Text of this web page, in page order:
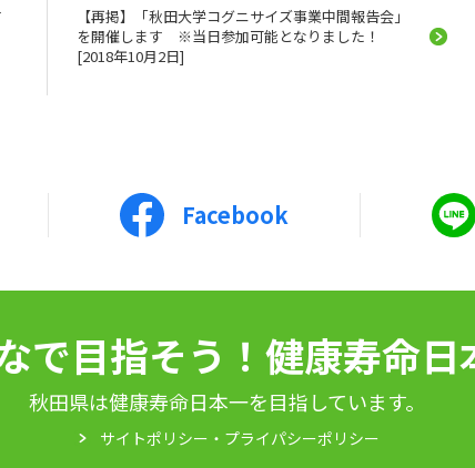
【再掲】「秋田大学コグニサイズ事業中間報告会」
を開催します ※当日参加可能となりました！
[2018年10月2日]
Facebook
で目指そう！健康寿命日
秋田県は健康寿命日本一を目指しています。
サイトポリシー・プライパシーポリシー